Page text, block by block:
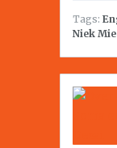
Tags:
Niek